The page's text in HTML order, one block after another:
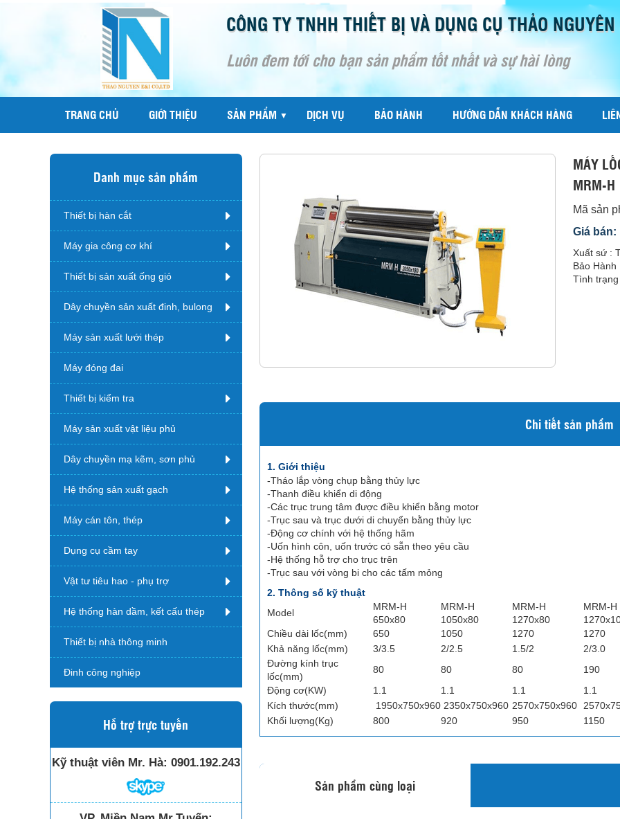
CÔNG TY TNHH THIẾT BỊ VÀ DỤNG CỤ THẢO NGUYÊN
Luôn đem tới cho bạn sản phẩm tốt nhất và sự hài lòng
TRANG CHỦ GIỚI THIỆU SẢN PHẨM ▼ DỊCH VỤ BẢO HÀNH HƯỚNG DẪN KHÁCH HÀNG
MÁY
MRM-H
Mã sản
Giá bán:
Xuất sứ :
Bảo Hành
Tình
Chi tiết sản phẩm
1. Giới thiệu
-Tháo lắp vòng chụp bằng thủy lực
-Thanh điều khiển di động
-Các trục trung tâm được điều khiển bằng motor
-Trục sau và trục dưới di chuyển bằng thủy lực
-Động cơ chính với hệ thống hãm
-Uốn hình côn, uốn trước có sẵn theo yêu cầu
-Hệ thống hỗ trợ cho trục trên
-Trục sau với vòng bi cho các tấm mỏng
2. Thông số kỹ thuật
Model
MRM-H
650x80
MRM-H
1050x80
MRM-H
1270x80
MRM-H
Chiều dài lốc(mm)
650 1050 1270
1270
Khả năng lốc(mm)
3/3.5 2/2.5 1.5/2
2/3.0
Đường kính trục
lốc(mm)
80 80 80
190
Động cơ(KW)
1.1 1.1 1.1
1.1
Kích thước(mm)
1950x750x9602350x750x960 2570x750x960
Khối lượng(Kg)
800 920 950 1150
Sản phẩm cùng loại
Danh mục sản phẩm
Thiết bị hàn cắt
Máy gia công cơ khí
Thiết bị sản xuất ống gió
Dây chuyền sản xuất đinh, bulong
Máy sản xuất lưới thép
Máy đóng đai
Thiết bị kiểm tra
Máy sản xuất vật liệu phủ
Dây chuyền mạ kẽm, sơn phủ
Hệ thống sản xuất gạch
Máy cán tôn, thép
Dụng cụ cầm tay
Vật tư tiêu hao - phụ trợ
Hệ thống hàn dầm, kết cấu thép
Thiết bị nhà thông minh
Đinh công nghiệp
Hỗ trợ trực tuyến
Kỹ thuật viên Mr. Hà: 0901.192.243